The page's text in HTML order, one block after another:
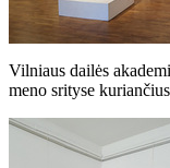
Vilniaus dailės
meno srityse